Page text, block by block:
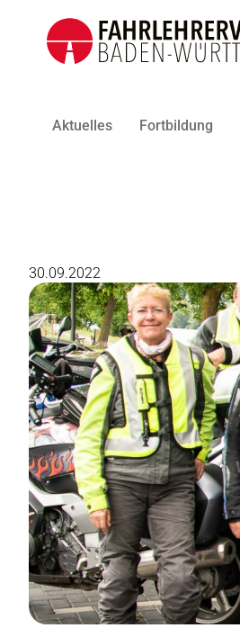
Aktuelles Fortbildung
30.09.2022